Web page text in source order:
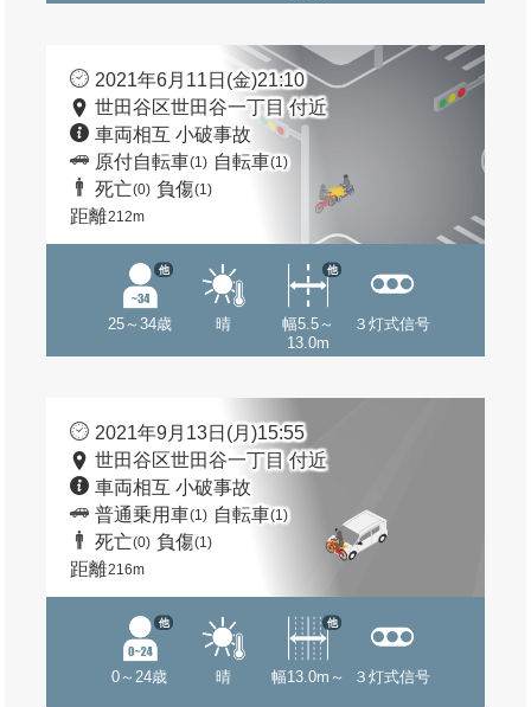
2021年6月11日(金)21:10
世田谷区世田谷一丁目 付近
車両相互 小破事故
原付自転車(1) 自転車(1)
死亡(0) 負傷(1)
距離212m
25～34歳
他
晴
幅5.5～
13.0m
他
３灯式信号
2021年9月13日(月)15:55
世田谷区世田谷一丁目 付近
車両相互 小破事故
普通乗用車(1) 自転車(1)
死亡(0) 負傷(1)
距離216m
0～24歳
他
晴 幅13.0m～
他
３灯式信号